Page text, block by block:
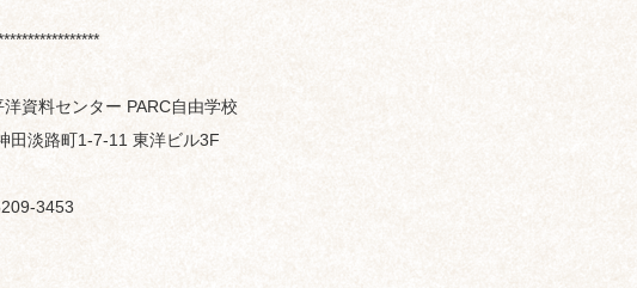
資料センター PARC自由学校
淡路町1-7-11 東洋ビル3F
3453